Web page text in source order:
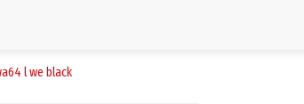
l we black